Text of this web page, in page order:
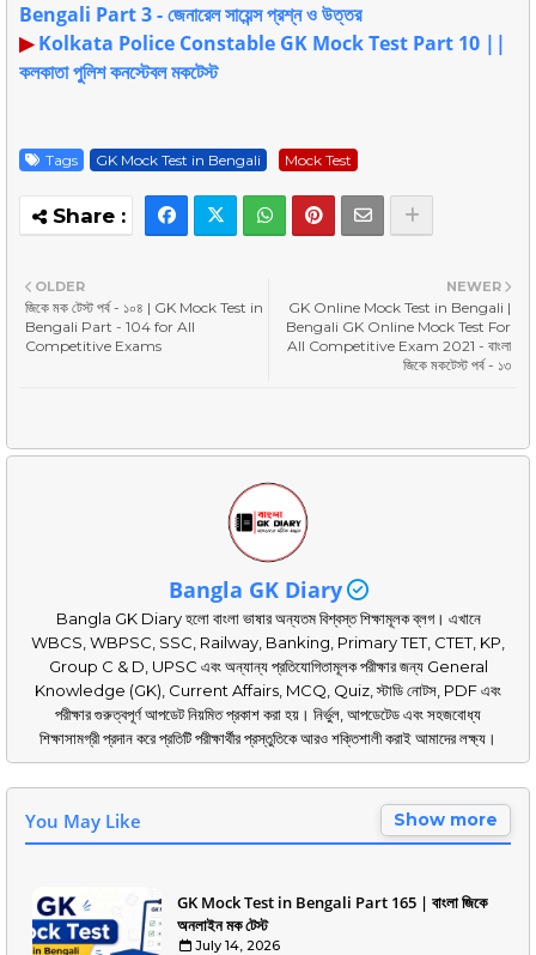
Bengali Part 3 - জেনারেল সায়েন্স প্রশ্ন ও উত্তর
▶Kolkata Police Constable GK Mock Test Part 10 ||
কলকাতা পুলিশ কনস্টেবল মকটেস্ট
Tags GK Mock Test in Bengali Mock Test
NEWER
GK Online Mock Test in Bengali |
Bengali GK Online Mock Test For
All Competitive Exam 2021 - বাংলা
জিকে মকটেস্ট পর্ব - ১৩
OLDER
জিকে মক টেস্ট পর্ব - ১০৪ | GK Mock Test in
Bengali Part - 104 for All
Competitive Exams
Bangla GK Diary
Bangla GK Diary হলো বাংলা ভাষার অন্যতম বিশ্বস্ত শিক্ষামূলক ব্লগ। এখানে
WBCS, WBPSC, SSC, Railway, Banking, Primary TET, CTET, KP,
Group C & D, UPSC এবং অন্যান্য প্রতিযোগিতামূলক পরীক্ষার জন্য General
Knowledge (GK), Current Affairs, MCQ, Quiz, স্টাডি নোটস, PDF এবং
পরীক্ষার গুরুত্বপূর্ণ আপডেট নিয়মিত প্রকাশ করা হয়। নির্ভুল, আপডেটেড এবং সহজবোধ্য
শিক্ষাসামগ্রী প্রদান করে প্রতিটি পরীক্ষার্থীর প্রস্তুতিকে আরও শক্তিশালী করাই আমাদের লক্ষ্য।
You May Like Show more
GK Mock Test in Bengali Part 165 | বাংলা জিকে
অনলাইন মক টেস্ট
July 14, 2026